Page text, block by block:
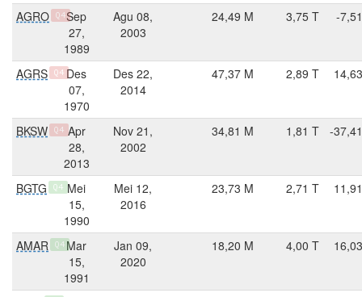
AGRO Q4Sep
27,
1989
Agu 08,
2003
24,49 M 3,75 T -
AGRS Q4 Des
07,
1970
Des 22,
2014
47,37 M 2,89 T
BKSW Q4 Apr
28,
2013
Nov 21,
2002
34,81 M 1,81 T -
BGTG Q4 Mei
15,
1990
Mei 12,
2016
23,73 M 2,71 T
AMAR Q4 Mar
15,
1991
Jan 09,
2020
18,20 M 4,00 T